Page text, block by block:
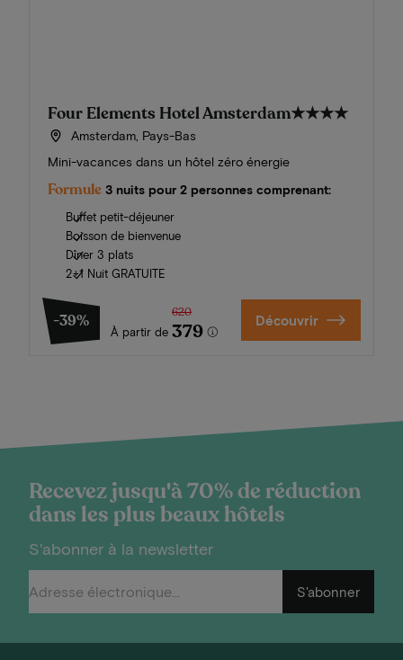
Four Elements Hotel Amsterdam★★★★
Amsterdam, Pays-Bas
Mini-vacances dans un hôtel zéro énergie
Formule 3 nuits pour 2 personnes comprenant:
Buffet petit-déjeuner
Boisson de bienvenue
Dîner 3 plats
2+1 Nuit GRATUITE
-39%
À partir de
620
379 Découvrir
Recevez jusqu'à 70% de réduction
dans les plus beaux hôtels
S'abonner à la newsletter
S'abonner